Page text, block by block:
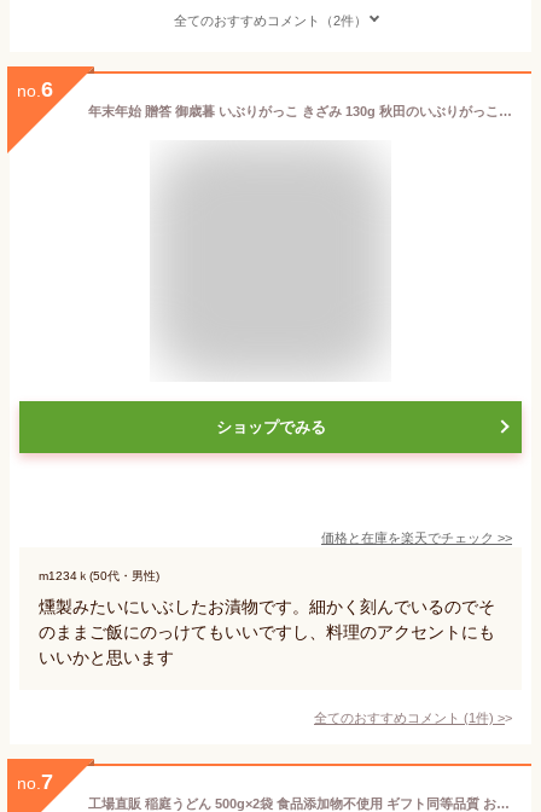
全てのおすすめコメント（2件）
no. 6
年末年始 贈答 御歳暮 いぶりがっこ きざみ 130g 秋田のいぶりがっこ 秋田 名物 特産品 漬け物 お漬物 あきた お土産 いぶり大根 刻み おいしい 漬物 たくあん ふりかけ ご飯にかけるおかず たくわん 燻製 みじん切り お取り寄せ 秋田土産 絶品 手作り 食べ物 ご当地グルメ
ショップでみる
価格と在庫を楽天でチェック >>
m1234ｋ(50代・男性)
燻製みたいにいぶしたお漬物です。細かく刻んでいるのでそ
のままご飯にのっけてもいいですし、料理のアクセントにも
いいかと思います
全てのおすすめコメント (1件) >
no. 7
工場直販 稲庭うどん 500g×2袋 食品添加物不使用 ギフト同等品質 お徳用 簡易包装 乾麺 うどん 稲庭饂飩 麺 長期保存 秋田 秋田名物 秋田土産 お歳暮 お歳暮ギフト 福袋